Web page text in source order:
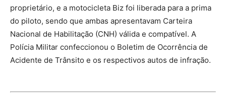
proprietário, e a motocicleta Biz foi liberada para a prima
do piloto, sendo que ambas apresentavam Carteira
Nacional de Habilitação (CNH) válida e compatível. A
Polícia Militar confeccionou o Boletim de Ocorrência de
Acidente de Trânsito e os respectivos autos de infração.